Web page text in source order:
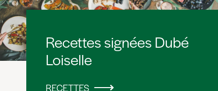
Recettes signées Dubé
Loiselle
RECETTES